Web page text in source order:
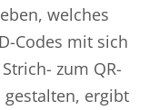
welches
Codes mit sich
zum QR-
gestalten, ergibt